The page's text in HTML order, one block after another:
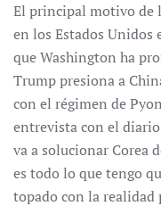
El principal motivo de
en los Estados Unidos
que Washington ha
Trump presiona a
con el régimen de
entrevista con el
va a solucionar Corea
es todo lo que tengo
topado con la